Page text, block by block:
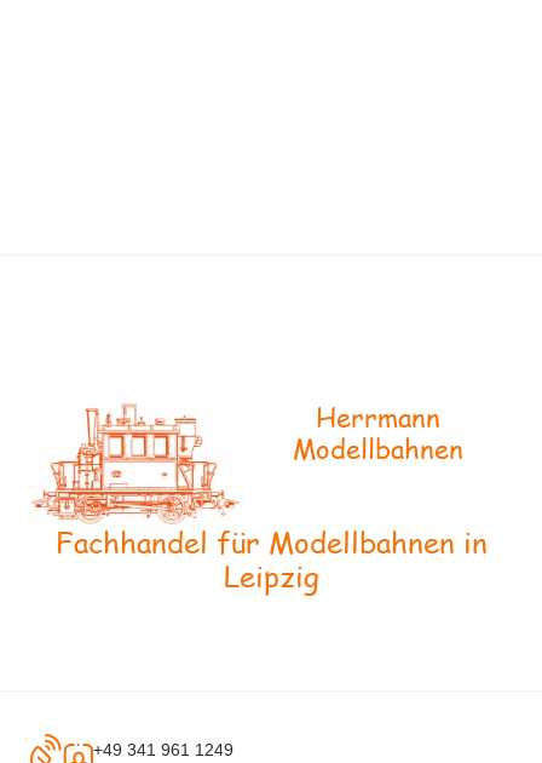
Herrmann
Modellbahnen
Fachhandel für Modellbahnen in
Leipzig
+49 341 961 1249